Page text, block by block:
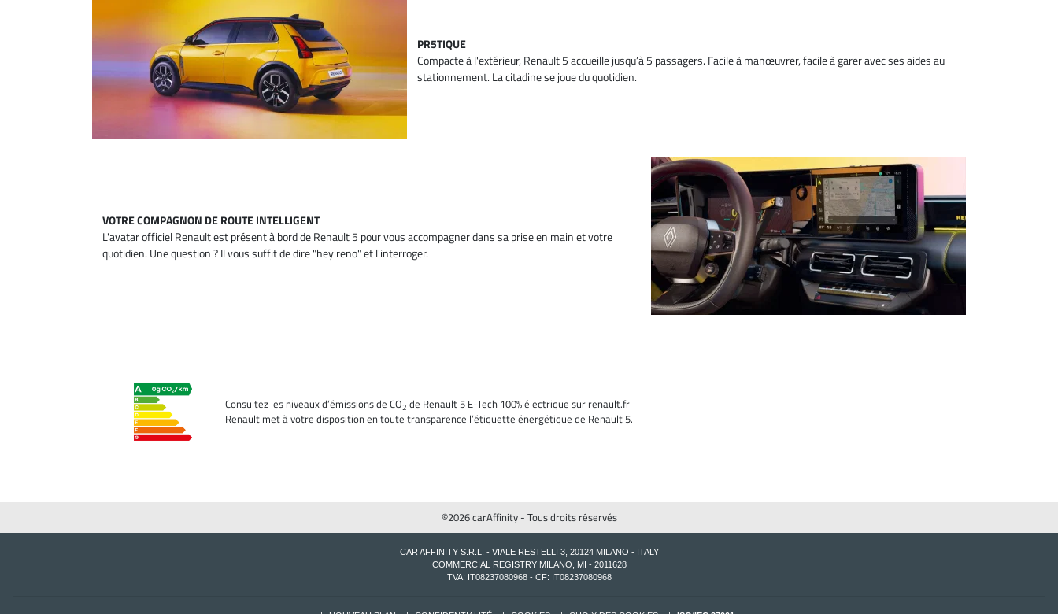
PR5TIQUE
Compacte à l'extérieur, Renault 5 accueille jusqu’à 5 passagers. Facile à manœuvrer, facile à garer avec ses aides au
stationnement. La citadine se joue du quotidien.
VOTRE COMPAGNON DE ROUTE INTELLIGENT
L'avatar officiel Renault est présent à bord de Renault 5 pour vous accompagner dans sa prise en main et votre
quotidien. Une question ? Il vous suffit de dire "hey reno" et l'interroger.
Consultez les niveaux d’émissions de CO2 de Renault 5 E-Tech 100% électrique sur renault.fr
Renault met à votre disposition en toute transparence l’étiquette énergétique de Renault 5.
©2026 carAffinity - Tous droits réservés
CAR AFFINITY S.R.L. - VIALE RESTELLI 3, 20124 MILANO - ITALY
COMMERCIAL REGISTRY MILANO, MI - 2011628
TVA: IT08237080968 - CF: IT08237080968